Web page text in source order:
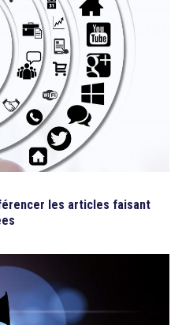
les articles faisant